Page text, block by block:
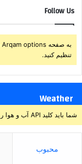
Follow Us
تنظیم کنید.
Weather
شما باید کلید API آب و هوا را در تنظیمات قالب > ادغام تنظیم کنید.
محبوب